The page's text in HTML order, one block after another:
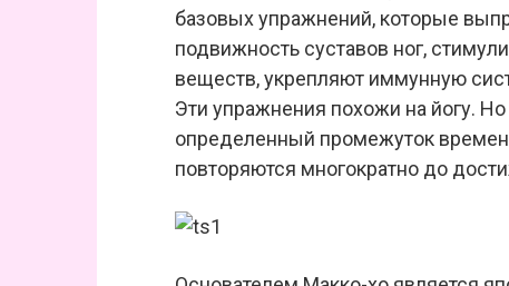
базовых упражнений, которые
подвижность суставов ног,
веществ, укрепляют иммунную
Эти упражнения похожи на йогу.
определенный промежуток
повторяются многократно до